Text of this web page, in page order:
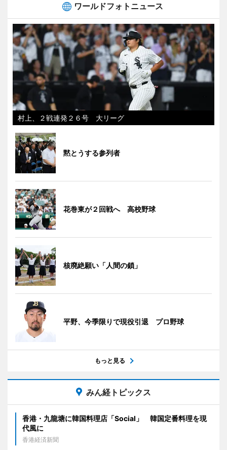
ワールドフォトニュース
村上、２戦連発２６号 大リーグ
黙とうする参列者
花巻東が２回戦へ 高校野球
核廃絶願い「人間の鎖」
平野、今季限りで現役引退 プロ野球
もっと見る
みん経トピックス
香港・九龍塘に韓国料理店「Social」 韓国定番料理を現
代風に
香港経済新聞